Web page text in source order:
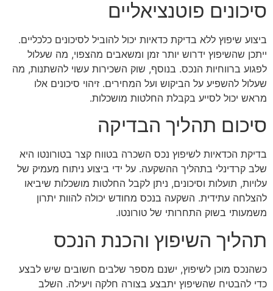
סיכונים פוטנציאליים
ביצוע שיפוץ ללא בדיקת כדאיות יכול להוביל לסיכונים כלכליים.
ייתכן שהשיפוץ ידרוש יותר זמן ומשאבים מהצפוי, מה שעלול
לפגוע ברווחיות הנכס. בנוסף, שוק השכירות עשוי להשתנות, מה
שעלול להשפיע על הביקוש ועל המחירים. זיהוי סיכונים אלו
מראש יכול לסייע בקבלת החלטות מושכלות.
סיכום תהליך הבדיקה
בדיקת הכדאיות לשיפוץ נכס השכרה בטווח קצר בטורונטו היא
שלב קרדינלי בתהליך ההשקעה. על ידי ביצוע ניתוח מעמיק של
עלויות, תועלות וסיכונים, ניתן לקבל החלטות מושכלות שיביאו
להצלחה עתידית. השקעה בנכס מחודש יכולה להוות יתרון
משמעותי בשוק התחרותי של טורונטו.
תהליך השיפוץ והכנת הנכס
כשהנכס מוכן לשיפוץ, ישנם מספר שלבים חשובים שיש לבצע
כדי להבטיח שהשיפוץ יתבצע בצורה חלקה ויעילה. השלב